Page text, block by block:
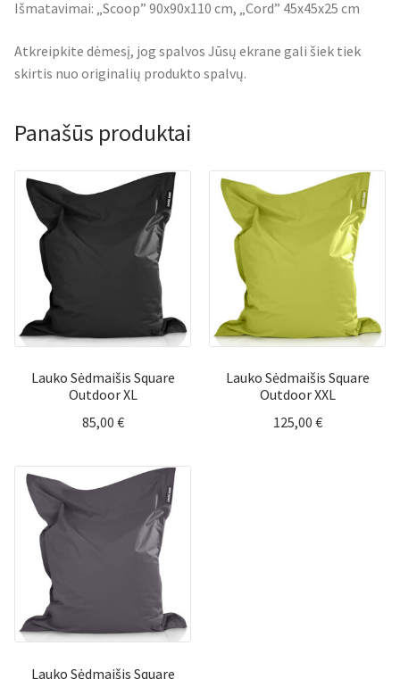
Išmatavimai: „Scoop” 90x90x110 cm, „Cord” 45x45x25 cm
Atkreipkite dėmesį, jog spalvos Jūsų ekrane gali šiek tiek
skirtis nuo originalių produkto spalvų.
Panašūs produktai
Lauko Sėdmaišis Square
Outdoor XL
85,00 €
Lauko Sėdmaišis Square
Outdoor XXL
125,00 €
Lauko Sėdmaišis Square